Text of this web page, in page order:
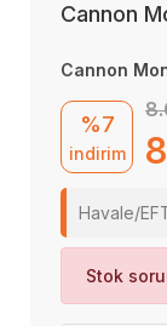
Cannon
Cannon
%7
indirim
Havale/
Stok